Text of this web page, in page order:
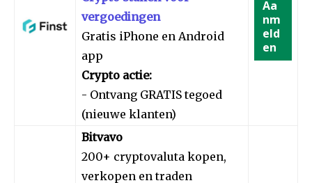
vergoedingen
Gratis iPhone en Android
app
Crypto actie:
- Ontvang GRATIS tegoed
(nieuwe klanten)
Aa
nm
eld
en
Bitvavo
200+ cryptovaluta kopen,
verkopen en traden